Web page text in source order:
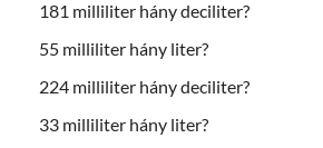
181 milliliter hány deciliter?
55 milliliter hány liter?
224 milliliter hány deciliter?
33 milliliter hány liter?